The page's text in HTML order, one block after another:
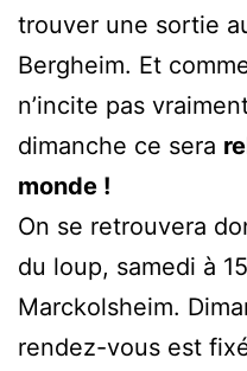
trouver une sortie
Bergheim. Et
n’incite pas
dimanche ce sera
monde !
On se retrouvera
du loup, samedi à
Marckolsheim.
rendez-vous est